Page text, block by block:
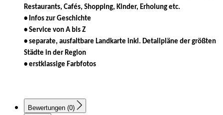
Restaurants, Cafés, Shopping, Kinder, Erholung etc.
• Infos zur Geschichte
• Service von A bis Z
• separate, ausfaltbare Landkarte inkl. Detailpläne der größten
Städte in der Region
• erstklassige Farbfotos
Bewertungen (0)